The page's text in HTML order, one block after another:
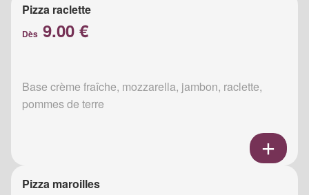
Pizza raclette
Dès 9.00 €
Base crème fraîche, mozzarella, jambon, raclette,
pommes de terre
Pizza maroilles